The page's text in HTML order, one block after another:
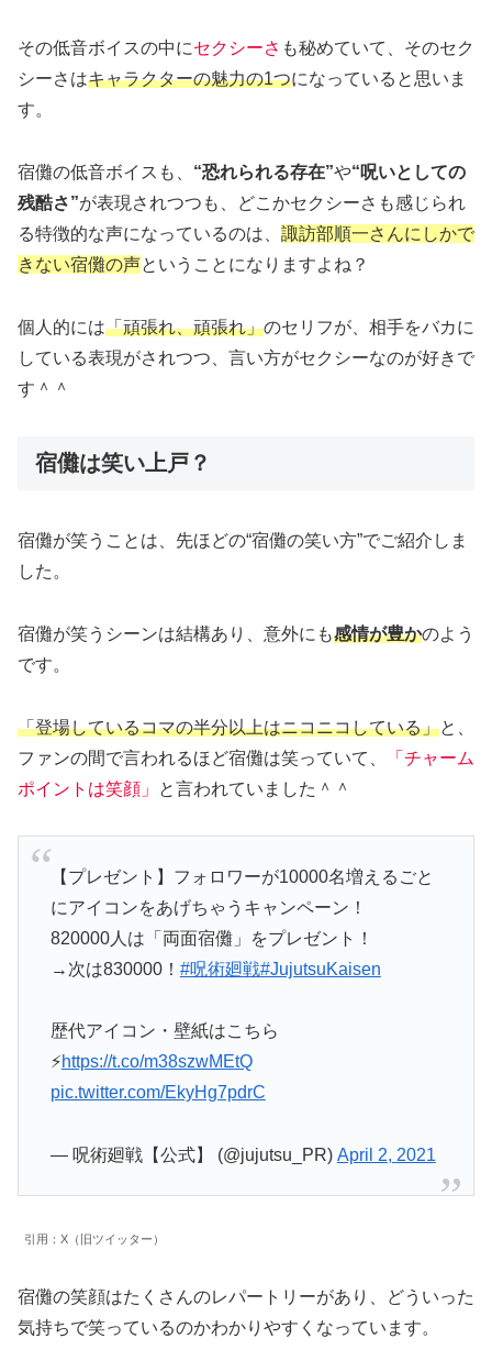
その低音ボイスの中にセクシーさ も秘めていて、そのセク
シーさはキャラクターの魅力の1つになっていると思いま
す。
宿儺の低音ボイスも、 “恐れられる存在”や“呪いとしての
残酷さ”が表現されつつも、どこかセクシーさも感じられ
る特徴的な声になっているのは、 諏訪部順一さんにしかで
きない宿儺の声ということになりますよね？
個人的には「頑張れ、頑張れ」のセリフが、相手をバカに
している表現がされつつ、言い方がセクシーなのが好きで
す＾＾
宿儺は笑い上戸？
宿儺が笑うことは、先ほどの“宿儺の笑い方”でご紹介しま
した。
宿儺が笑うシーンは結構あり、意外にも感情が豊かのよう
です。
「登場しているコマの半分以上はニコニコしている」と、
ファンの間で言われるほど宿儺は笑っていて、
「チャーム
ポイントは笑顔」
と言われていました＾＾
【プレゼント】フォロワーが10000名増えるごと
にアイコンをあげちゃうキャンペーン！
820000人は「両面宿儺」をプレゼント！
→次は830000！ #呪術廻戦#JujutsuKaisen
歴代アイコン・壁紙はこちら
⚡️https://t.co/m38szwMEtQ
pic.twitter.com/EkyHg7pdrC
— 呪術廻戦【公式】 (@jujutsu_PR) April 2, 2021
引用：X（旧ツイッター）
宿儺の笑顔はたくさんのレパートリーがあり、どういった
気持ちで笑っているのかわかりやすくなっています。